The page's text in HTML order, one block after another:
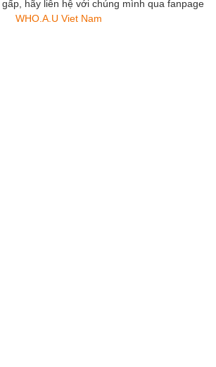
hãy liên hệ với chúng mình qua fanpage
WHO.A.U Viet Nam